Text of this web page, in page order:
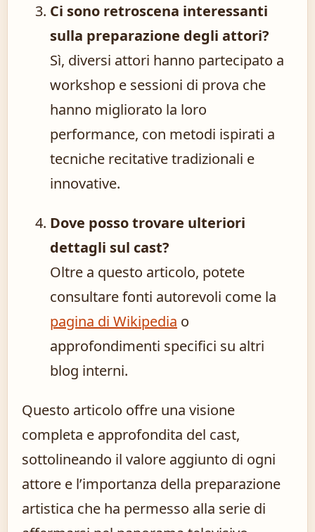
Ci sono retroscena interessanti
sulla preparazione degli attori?
Sì, diversi attori hanno partecipato a
workshop e sessioni di prova che
hanno migliorato la loro
performance, con metodi ispirati a
tecniche recitative tradizionali e
innovative.
Dove posso trovare ulteriori
dettagli sul cast?
Oltre a questo articolo, potete
consultare fonti autorevoli come la
pagina di Wikipedia o
approfondimenti specifici su altri
blog interni.
Questo articolo offre una visione
completa e approfondita del cast,
sottolineando il valore aggiunto di ogni
attore e l’importanza della preparazione
artistica che ha permesso alla serie di